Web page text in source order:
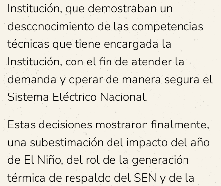
Institución, que demostraban un
desconocimiento de las competencias
técnicas que tiene encargada la
Institución, con el fin de atender la
demanda y operar de manera segura el
Sistema Eléctrico Nacional.
Estas decisiones mostraron finalmente,
una subestimación del impacto del año
de El Niño, del rol de la generación
térmica de respaldo del SEN y de la